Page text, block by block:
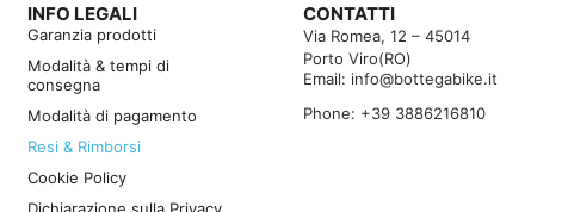
INFO LEGALI
Garanzia prodotti
Modalità & tempi di
consegna
Modalità di pagamento
Resi & Rimborsi
Cookie Policy
CONTATTI
Via Romea, 12 – 45014
Porto Viro(RO)
Email: info@bottegabike.it
Phone: +39 3886216810